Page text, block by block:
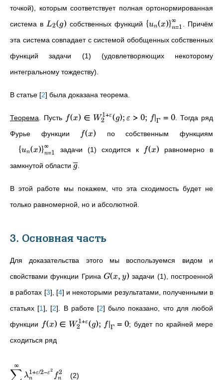
точкой), которым соответствует полная ортонормированная
система в L2(g) собственных функций {un(x)}n=1
∞
. Причём
эта система совпадает с системой обобщенных собственных
функций задачи (1) (удовлетворяющих некоторому
интегральному тождеству).
В статье [2] была доказана теорема.
Теорема . Пусть f(x) ∈ W2
1+ε(g); ε > 0; f∣Γ = 0. Тогда ряд
Фурье функции
f(x) по собственным функциям
{un(x)}n=1
∞ задачи (1) сходится к f(x) равномерно в
замкнутой области g
В этой работе мы покажем, что эта сходимость будет не
только равномерной, но и абсолютной.
3. Основная часть
Для доказательства этого мы воспользуемся видом и
свойствами функции ГринаG(x, y) задачи (1), построенной
в работах [3] [4] и некоторыми результатами, полученными в
статьях [1] [2] . В работе [2] было показано, что для любой
функции
f(x) ∈ W2
1+ε(g); f∣Γ = 0; будет по крайней мере
сходиться ряд
∑
∞
λn
1+ε/2−ε2
fn
2 (2)